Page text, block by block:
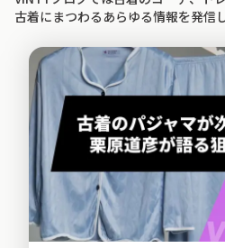
古着にまつわるあらゆる情報を発信